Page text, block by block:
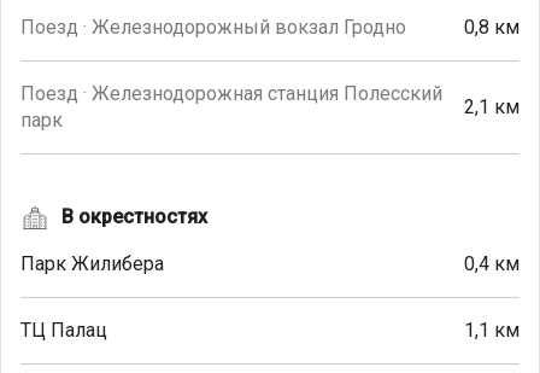
Поезд · Железнодорожный вокзал Гродно 0,8 км
Поезд · Железнодорожная станция Полесский
парк
2,1 км
В окрестностях
Парк Жилибера 0,4 км
ТЦ Палац 1,1 км